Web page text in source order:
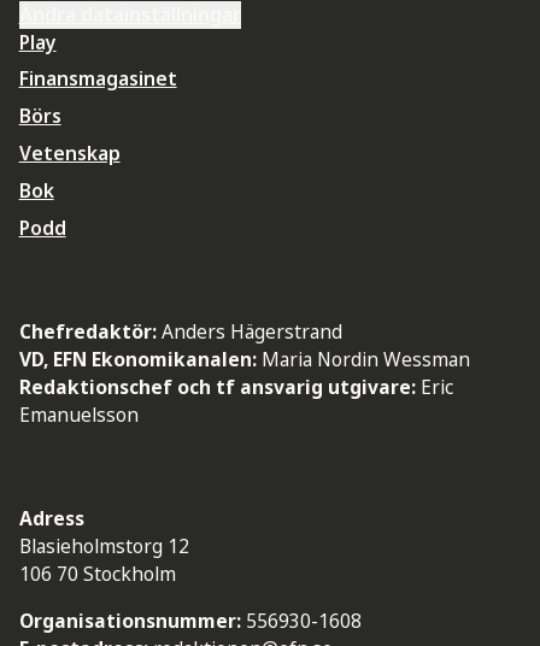
Play
Finansmagasinet
Börs
Vetenskap
Bok
Podd
Chefredaktör:Anders Hägerstrand
VD, EFN Ekonomikanalen: Maria Nordin Wessman
Redaktionschef och tf ansvarig utgivare: Eric
Emanuelsson
Adress
Blasieholmstorg 12
106 70 Stockholm
Organisationsnummer: 556930-1608